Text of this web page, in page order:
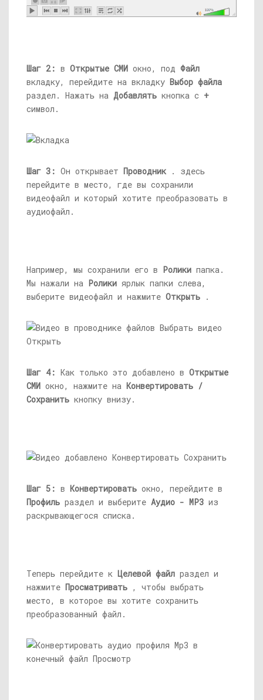
Шаг 2: в Открытые СМИ окно, под Файл
вкладку, перейдите на вкладку Выбор файла
раздел. Нажать на Добавлять кнопка с +
символ.
Шаг 3: Он открывает Проводник. здесь
перейдите в место, где вы сохранили
видеофайл и который хотите преобразовать в
аудиофайл.
Например, мы сохранили его в Ролики папка.
Мы нажали на Ролики ярлык папки слева,
выберите видеофайл и нажмите Открыть .
Шаг 4: Как только это добавлено в Открытые
СМИ окно, нажмите на Конвертировать /
Сохранить кнопку внизу.
Шаг 5: в Конвертировать окно, перейдите в
Профиль раздел и выберите Аудио - MP3 из
раскрывающегося списка.
Теперь перейдите к Целевой файл раздел и
нажмите Просматривать , чтобы выбрать
место, в которое вы хотите сохранить
преобразованный файл.